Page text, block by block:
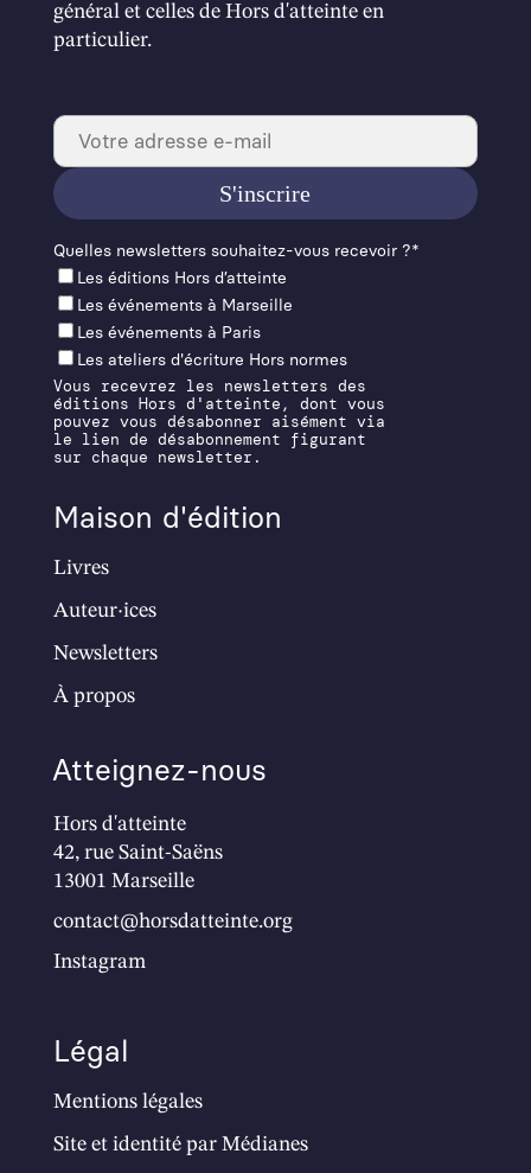
général et celles de Hors d'atteinte en
particulier.
Quelles newslet­ters souhaitez-vous recevoir ?*
Les éditions Hors d’at­teinte
Les événements à Mar­seille
Les événements à Paris
Les ateliers d'écriture Hors normes
Vous recevrez les newsletters des
éditions Hors d'atteinte, dont vous
pouvez vous désabonner aisément via
le lien de désabonnement figurant
sur chaque newsletter.
Maison d'édition
Livres
Auteur·ices
Newsletters
À propos
Atteignez-nous
Hors d'atteinte
42, rue Saint-Saëns
13001 Marseille
contact@horsdatteinte.org
Instagram
Légal
Mentions légales
Site et identité par Médianes